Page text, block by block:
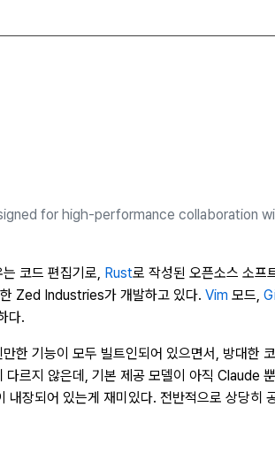
for high-performance collaboration
코드 편집기로, Rust로 작성된 오픈소스 소프
Zed Industries가 개발하고 있다. Vim 모드,
다.
한 기능이 모두 빌트인되어 있으면서, 방대한
르지 않은데, 기본 제공 모델이 아직 Claude
장되어 있는게 재미있다. 전반적으로 상당히